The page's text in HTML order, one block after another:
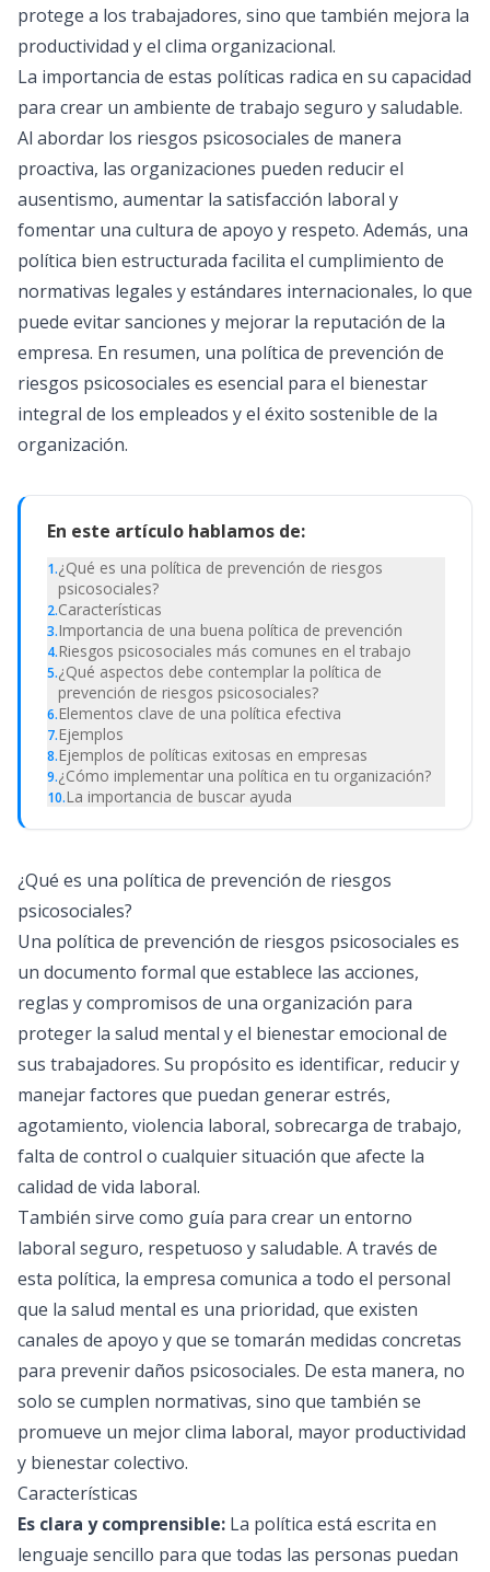
protege a los trabajadores, sino que también mejora la
productividad y el clima organizacional.
La importancia de estas políticas radica en su capacidad
para crear un ambiente de trabajo seguro y saludable.
Al abordar los riesgos psicosociales de manera
proactiva, las organizaciones pueden reducir el
ausentismo, aumentar la satisfacción laboral y
fomentar una cultura de apoyo y respeto. Además, una
política bien estructurada facilita el cumplimiento de
normativas legales y estándares internacionales, lo que
puede evitar sanciones y mejorar la reputación de la
empresa. En resumen, una política de prevención de
riesgos psicosociales es esencial para el bienestar
integral de los empleados y el éxito sostenible de la
organización.
En este artículo hablamos de:
1.¿Qué es una política de prevención de riesgos
psicosociales?
2.Características
3.Importancia de una buena política de prevención
4.Riesgos psicosociales más comunes en el trabajo
5.¿Qué aspectos debe contemplar la política de
prevención de riesgos psicosociales?
6.Elementos clave de una política efectiva
7.Ejemplos
8.Ejemplos de políticas exitosas en empresas
9.¿Cómo implementar una política en tu organización?
10.La importancia de buscar ayuda
¿Qué es una política de prevención de riesgos
psicosociales?
Una política de prevención de riesgos psicosociales es
un documento formal que establece las acciones,
reglas y compromisos de una organización para
proteger la salud mental y el bienestar emocional de
sus trabajadores. Su propósito es identificar, reducir y
manejar factores que puedan generar estrés,
agotamiento, violencia laboral, sobrecarga de trabajo,
falta de control o cualquier situación que afecte la
calidad de vida laboral.
También sirve como guía para crear un entorno
laboral seguro, respetuoso y saludable. A través de
esta política, la empresa comunica a todo el personal
que la salud mental es una prioridad, que existen
canales de apoyo y que se tomarán medidas concretas
para prevenir daños psicosociales. De esta manera, no
solo se cumplen normativas, sino que también se
promueve un mejor clima laboral, mayor productividad
y bienestar colectivo.
Características
Es clara y comprensible: La política está escrita en
lenguaje sencillo para que todas las personas puedan